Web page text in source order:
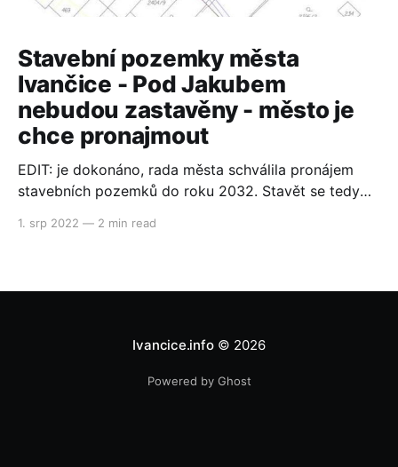
Stavební pozemky města
Ivančice - Pod Jakubem
nebudou zastavěny - město je
chce pronajmout
EDIT: je dokonáno, rada města schválila pronájem
stavebních pozemků do roku 2032. Stavět se tedy
nejvyšších v EU. Dokonce jsme se vyšplhali na 2.
Ivančice jdou
1. srp 2022 — 2 min read
Ivancice.info© 2026
Powered by Ghost